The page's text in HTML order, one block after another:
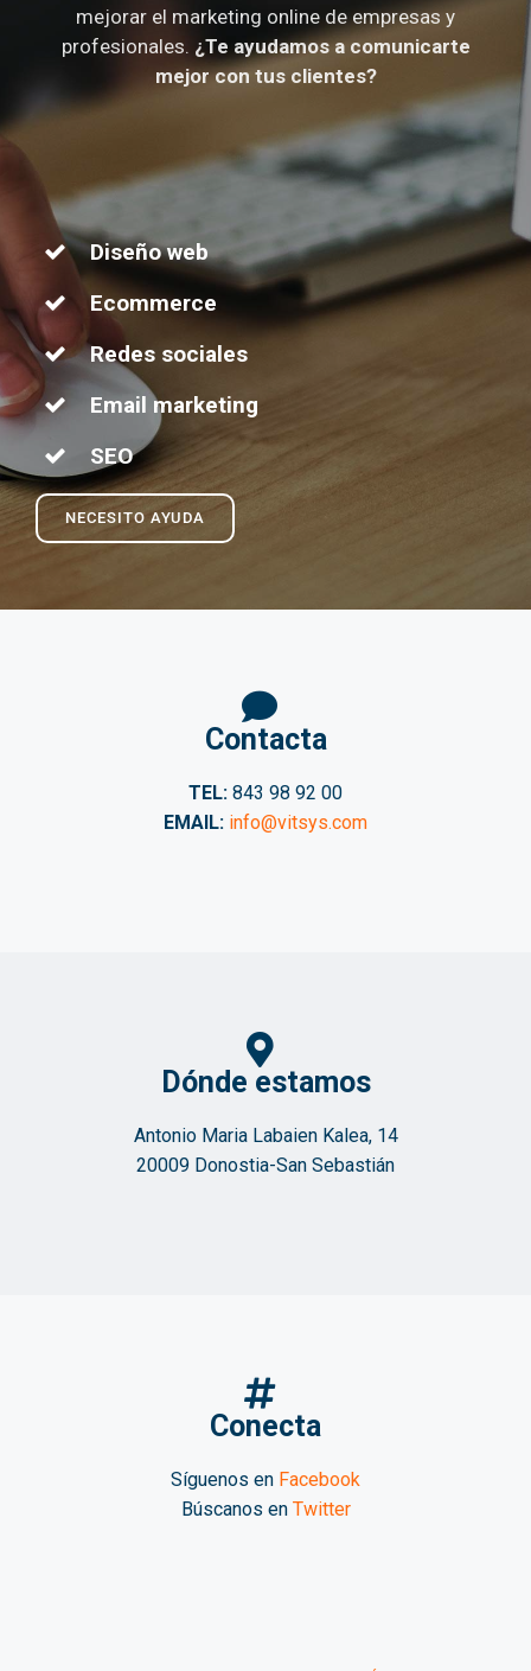
mejorar el marketing online de empresas y
profesionales. ¿Te ayudamos a comunicarte
mejor con tus clientes?
Diseño web
Ecommerce
Redes sociales
Email marketing
SEO
NECESITO AYUDA
Contacta
TEL: 843 98 92 00
EMAIL: info@vitsys.com
Dónde estamos
Antonio Maria Labaien Kalea, 14
20009 Donostia-San Sebastián
Conecta
Síguenos en Facebook
Búscanos en Twitter